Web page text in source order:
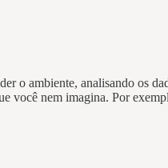
o ambiente, analisando os
você nem imagina. Por